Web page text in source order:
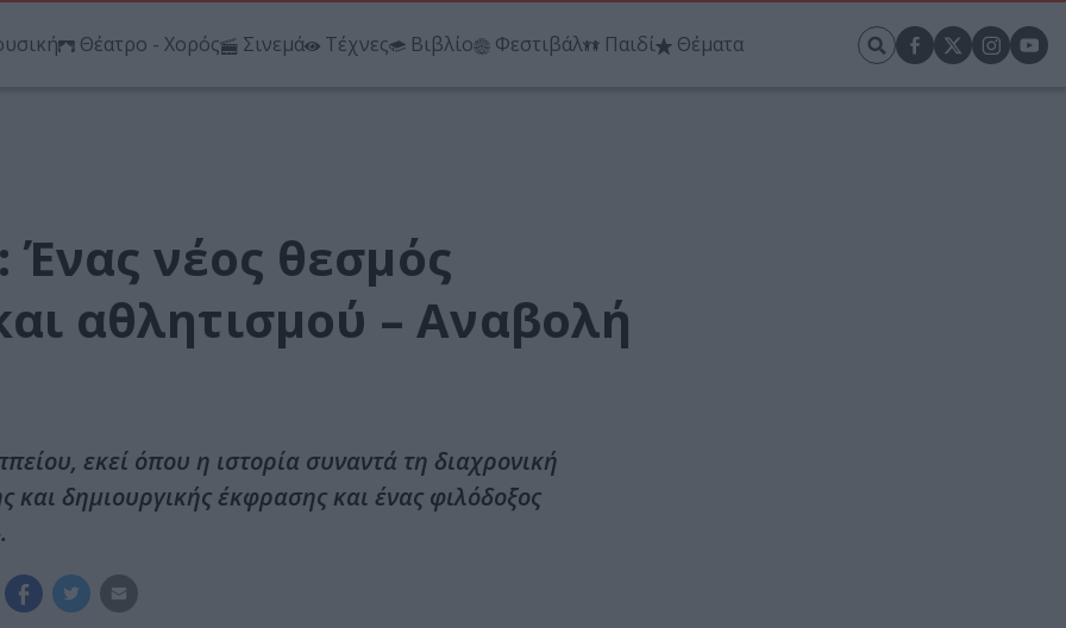
Θέατρο - Χορός Σινεμά Τέχνες Βιβλίο Φεστιβάλ Παιδί Θέματα
νέος θεσμός
αθλητισμού – Αναβολή
εκεί όπου η ιστορία συναντά τη διαχρονική
και δημιουργικής έκφρασης και ένας φιλόδοξος